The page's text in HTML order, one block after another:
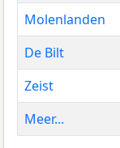
Molenlanden
De Bilt
Zeist
Meer...